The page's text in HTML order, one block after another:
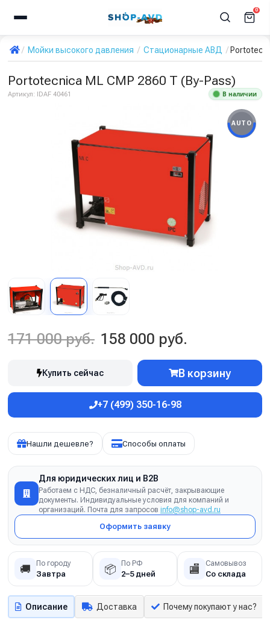
0
Мойки высокого давления Стационарные АВД
Portotecnica ML CMP 2860 T (By-Pass)
Артикул: IDAF 40461 В наличии
AUTO
171 000 руб. 158 000 руб.
Купить сейчас В корзину
+7 (499) 350-16-98
Нашли дешевле? Способы оплаты
Для юридических лиц и B2B
Работаем с НДС, безналичный расчёт, закрывающие
документы. Индивидуальные условия для компаний и
организаций. Почта для запросов info@shop-avd.ru
Оформить заявку
🚚 По городу
Завтра 📦 По РФ
2–5 дней 🏬 Самовывоз
Со склада
Описание Доставка Почему покупают у нас?